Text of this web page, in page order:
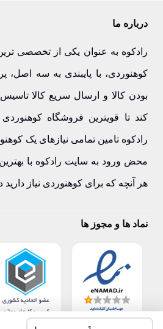
درباره ما
رادکوه به عنوان یکی از تخصصی
کوهنوردی، با پایبندی به سه
بودن کالا و ارسال سریع کالا
کند تا قویترین فروشگاه
رادکوه تامین تمامی نیازهای یک
محض ورود به سایت رادکوه با
هر آنچه که برای کوهنوردی نیاز دارید
نماد ها و مجوز ها